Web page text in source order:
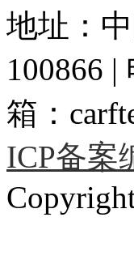
地址：
100866 |
箱：
ICP备案